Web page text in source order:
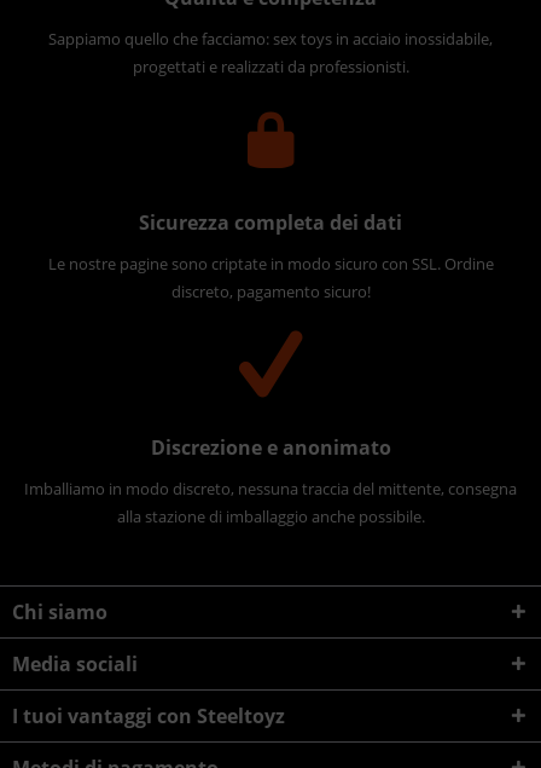
Sappiamo quello che facciamo: sex toys in acciaio inossidabile,
progettati e realizzati da professionisti.
Sicurezza completa dei dati
Le nostre pagine sono criptate in modo sicuro con SSL. Ordine
discreto, pagamento sicuro!
Discrezione e anonimato
Imballiamo in modo discreto, nessuna traccia del mittente, consegna
alla stazione di imballaggio anche possibile.
Chi siamo
Media sociali
I tuoi vantaggi con Steeltoyz